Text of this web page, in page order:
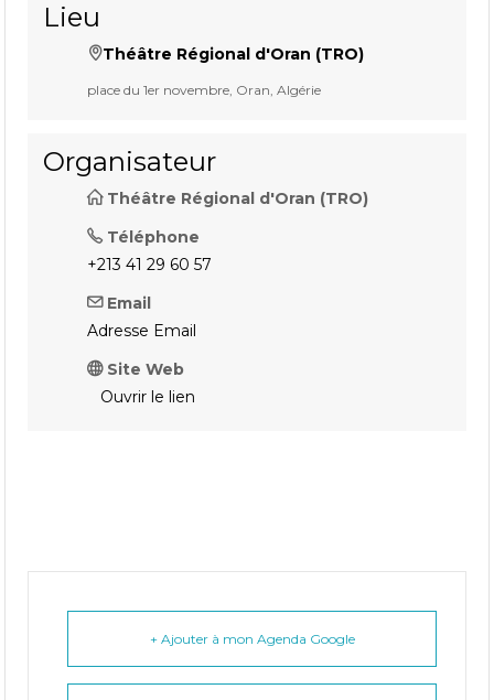
Lieu
Théâtre Régional d'Oran (TRO)
place du 1er novembre, Oran, Algérie
Organisateur
Théâtre Régional d'Oran (TRO)
Téléphone
+213 41 29 60 57
Email
Adresse Email
Site Web
Ouvrir le lien
+ Ajouter à mon Agenda Google